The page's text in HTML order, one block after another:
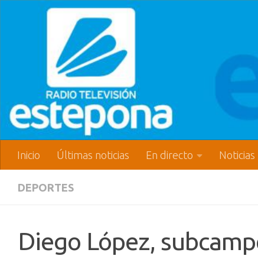
Inicio Últimas noticias En directo Noticias
DEPORTES
Diego López,